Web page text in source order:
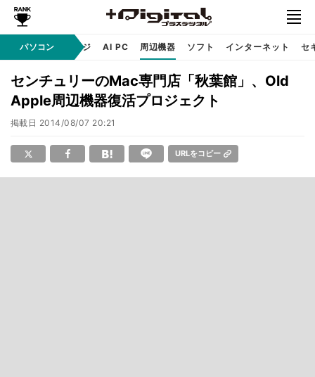
パソコン
自作 / テクノロジ AI PC 周辺機器 ソフト インターネット セ
センチュリーのMac専門店「秋葉館」、Old
Apple周辺機器復活プロジェクト
掲載日 2014/08/07 20:21
URLをコピー